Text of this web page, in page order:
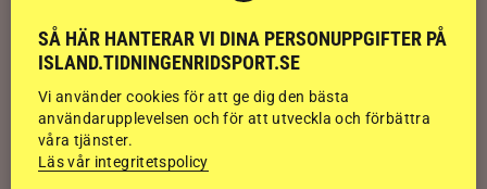
Svensk bakom världens högst bedömda
Kolla klippet: Betessläppet som ger
SÅ HÄR HANTERAR VI DINA PERSONUPPGIFTER PÅ
ISLAND.TIDNINGENRIDSPORT.SE
Vi använder cookies för att ge dig den bästa
användarupplevelsen och för att utveckla och förbättra
våra tjänster.
Läs vår integritetspolicy